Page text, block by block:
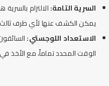
السرية التامة:الالتزام
يمكن الكشف عنها لأي طرف
الاستعداد اللوجستي:
الوقت المحدد تماماً، مع الأخذ في